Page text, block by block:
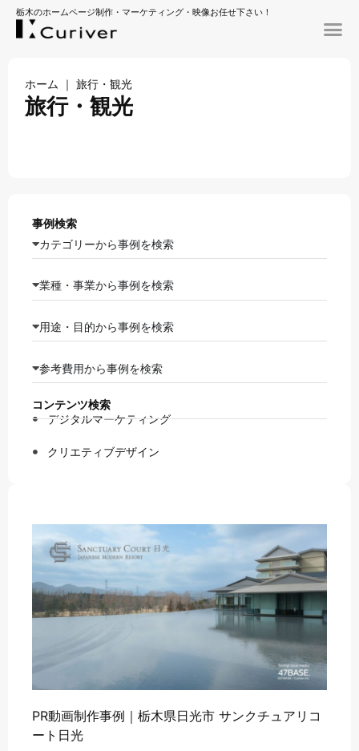
栃木のホームページ制作・マーケティング・映像お任せ下さい！
ホーム ｜ 旅行・観光
旅行・観光
事例検索
カテゴリーから事例を検索
業種・事業から事例を検索
用途・目的から事例を検索
参考費用から事例を検索
コンテンツ検索
デジタルマーケティング
クリエティブデザイン
PR動画制作事例｜栃木県日光市 サンクチュアリコ
ート日光